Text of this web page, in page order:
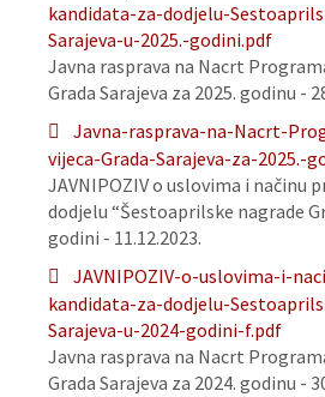
kandidata-za-dodjelu-
Sarajeva-u-2025.-godini.pdf
Javna rasprava na Nacrt
Grada Sarajeva za 2025. godinu -
Javna-rasprava-na-Nacrt-
vijeca-Grada-Sarajeva-za-2025.-
JAVNIPOZIV o uslovima i načinu
dodjelu “Šestoaprilske nagrade
godini - 11.12.2023.
JAVNIPOZIV-o-uslovima-i-
kandidata-za-dodjelu-
Sarajeva-u-2024-godini-f.pdf
Javna rasprava na Nacrt
Grada Sarajeva za 2024. godinu -